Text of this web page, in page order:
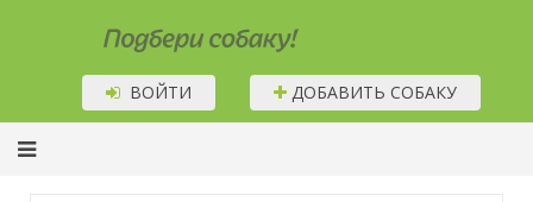
Подбери собаку!
ВОЙТИ ДОБАВИТЬ СОБАКУ